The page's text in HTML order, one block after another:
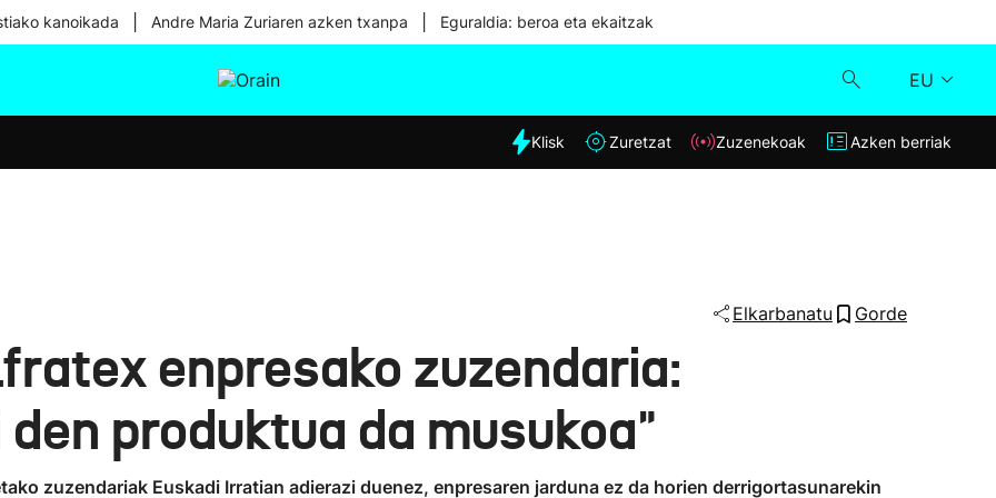
kanoikada Andre Maria Zuriaren azken txanpa Eguraldia: beroa eta ekaitzak
EU
Eguraldia
Klisk
Klisk Zuretzat Zuzenekoak Azken berriak
Elkarbanatu Gorde
enpresako zuzendaria:
produktua da musukoa"
zuzendariak Euskadi Irratian adierazi duenez, enpresaren jarduna ez da horien derrigortasunarekin